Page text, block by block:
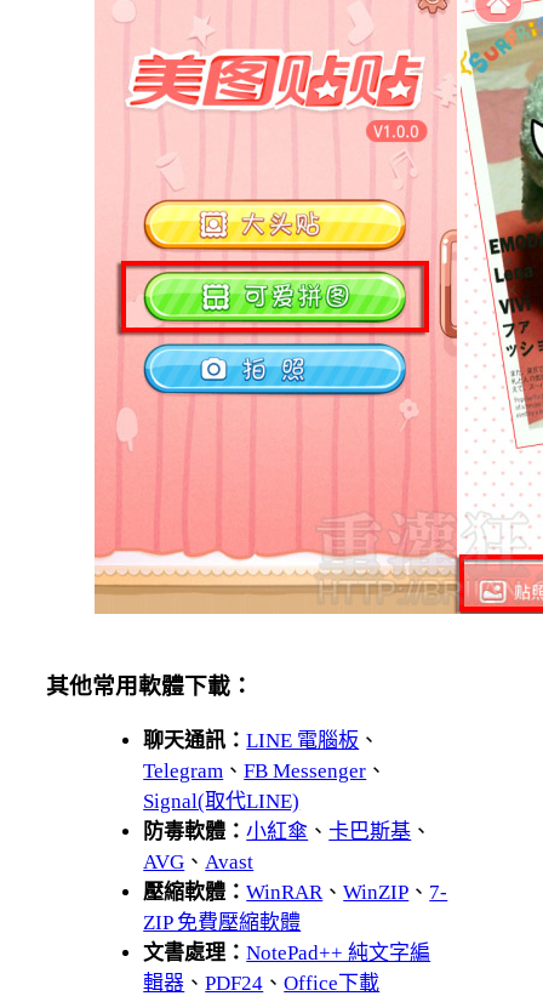
其他常用軟體下載：
聊天通訊：LINE 電腦板 、
Telegram 、FB Messenger 、
Signal(取代LINE)
防毒軟體：小紅傘 、卡巴斯基 、
AVG 、 Avast
壓縮軟體：WinRAR 、WinZIP 、 7-
ZIP 免費壓縮軟體
文書處理：NotePad++ 純文字編
輯器 、PDF24 、Office下載